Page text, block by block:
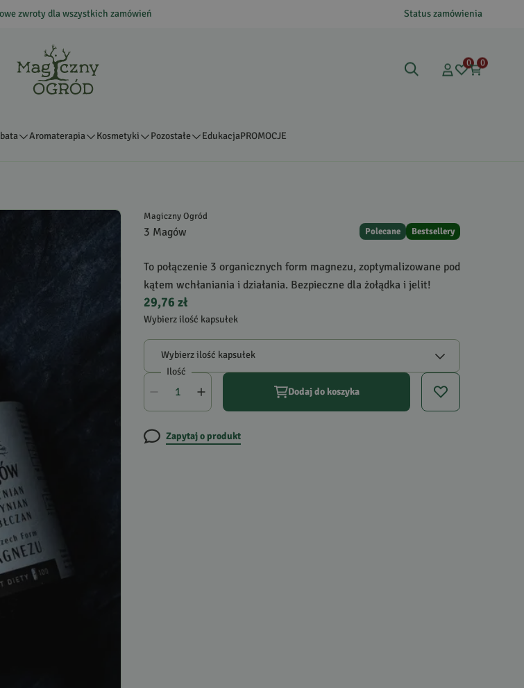
zwroty dla wszystkich zamówień Status zamówienia
0 0
Aromaterapia Kosmetyki Pozostałe EdukacjaPROMOCJE
Magiczny Ogród
3 Magów Polecane Bestsellery
To połączenie 3 organicznych form magnezu, zoptymalizowane pod
kątem wchłaniania i działania. Bezpieczne dla żołądka i jelit!
29,76 zł
Wybierz ilość kapsułek
Wybierz ilość kapsułek
Ilość
Dodaj do koszyka
Zapytaj o produkt